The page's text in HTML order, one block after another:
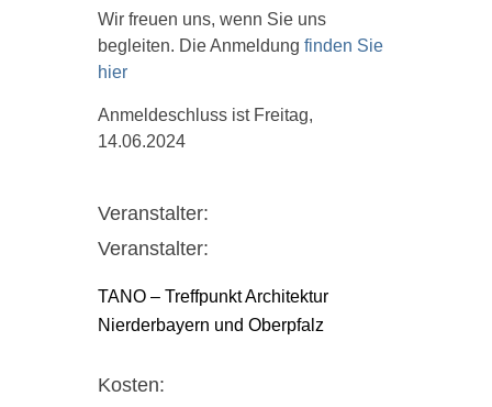
Wir freuen uns, wenn Sie uns
begleiten. Die Anmeldung finden Sie
hier
Anmeldeschluss ist Freitag,
14.06.2024
Veranstalter:
Veranstalter:
TANO – Treffpunkt Architektur
Nierderbayern und Oberpfalz
Kosten: